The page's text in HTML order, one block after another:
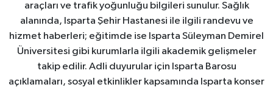
araçları ve trafik yoğunluğu bilgileri sunulur. Sağlık
alanında, Isparta Şehir Hastanesi ile ilgili randevu ve
hizmet haberleri; eğitimde ise Isparta Süleyman Demirel
Üniversitesi gibi kurumlarla ilgili akademik gelişmeler
takip edilir. Adli duyurular için Isparta Barosu
açıklamaları, sosyal etkinlikler kapsamında Isparta konser